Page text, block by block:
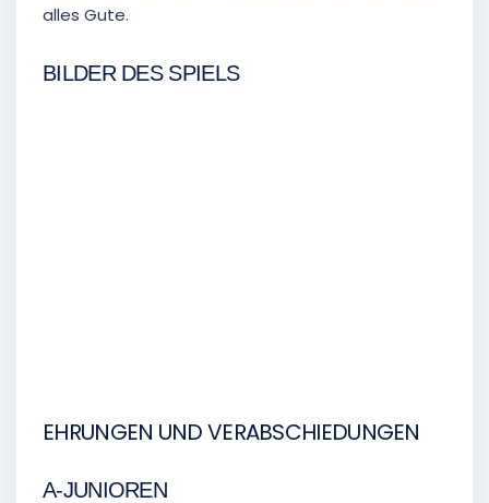
alles Gute.
BILDER DES SPIELS
EHRUNGEN UND VERABSCHIEDUNGEN
A-JUNIOREN